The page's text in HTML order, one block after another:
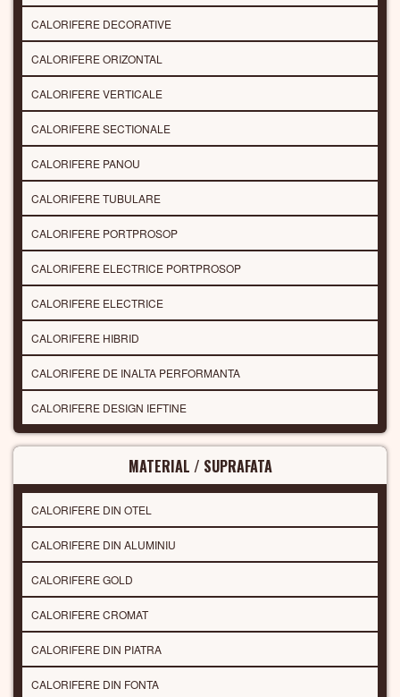
CALORIFERE DECORATIVE
CALORIFERE ORIZONTAL
CALORIFERE VERTICALE
CALORIFERE SECTIONALE
CALORIFERE PANOU
CALORIFERE TUBULARE
CALORIFERE PORTPROSOP
CALORIFERE ELECTRICE PORTPROSOP
CALORIFERE ELECTRICE
CALORIFERE HIBRID
CALORIFERE DE INALTA PERFORMANTA
CALORIFERE DESIGN IEFTINE
MATERIAL / SUPRAFATA
CALORIFERE DIN OTEL
CALORIFERE DIN ALUMINIU
CALORIFERE GOLD
CALORIFERE CROMAT
CALORIFERE DIN PIATRA
CALORIFERE DIN FONTA